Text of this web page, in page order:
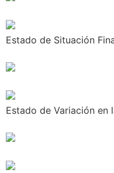
Estado de Situación
Estado de Variación en